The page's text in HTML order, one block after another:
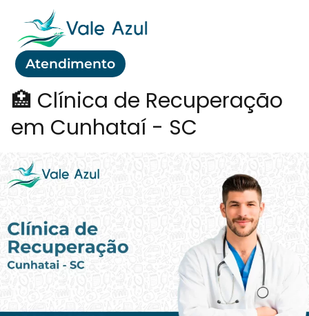
Atendimento
🏥 Clínica de Recuperação
em Cunhataí - SC